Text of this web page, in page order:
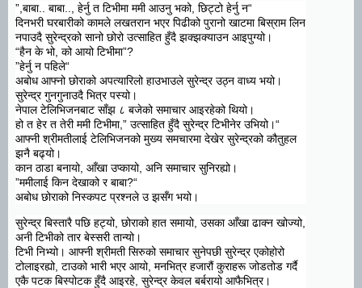
“बाबा.. बाबा.., हेर्नु त टिभीमा ममी आउनु भको, छिट्टो हेर्नु न,”
दिनभरी घरबारीको कामले लखतरान भएर पिढीको पुरानो खाटमा बिस्राम लिन
नपाउदै सुरेन्द्रको सानो छोरो उत्साहित हुँदै झक्झक्याउन आइपुग्यो।
?”
हैन के भो, को आयो टिभीमा
“
“हेर्नु न पहिले”
अबोध आफ्नो छोराको अपत्यारिलो हाउभाउले सुरेन्द्र उठ्न वाध्य भयो।
सुरेन्द्र गुनगुनाउदै भित्र पस्यो।
नेपाल टेलिभिजनबाट साँझ ८ बजेको समाचार आइरहेको थियो।
“हो त हेर त तेरी ममी टिभीमा,” उत्साहित हुँदै सुरेन्द्र टिभीनेर उभियो।
आफ्नी श्रीमतीलाई टेलिभिजनको मुख्य समचारमा देखेर सुरेन्द्रको कौतुहल
झनै बढ्यो।
कान ठाडा बनायो, आँखा उप्कायो, अनि समाचार सुनिरह्यो।
“
?
ममीलाई किन देखाको र बाबा”
अबोध छोराको निस्कपट प्रश्नले उ झसँग भयो।
सुरेन्द्र बिस्तारै पछि हट्यो, छोराको हात समायो, उसका आँखा ढाक्न खोज्यो,
अनी टिभीको तार बेस्सरी तान्यो।
टिभी निभ्यो। आफ्नी श्रीमती सिरुको समाचार सुनेपछी सुरेन्द्र एकोहोरो
टोलाइरह्यो, टाउको भारी भएर आयो, मनभित्र हजारौं कुराहरू जोडतोड गर्दै
एकै पटक बिस्पोटक हुँदै आइरहे, सुरेन्द्र केवल बर्बरायो आफैभित्र।